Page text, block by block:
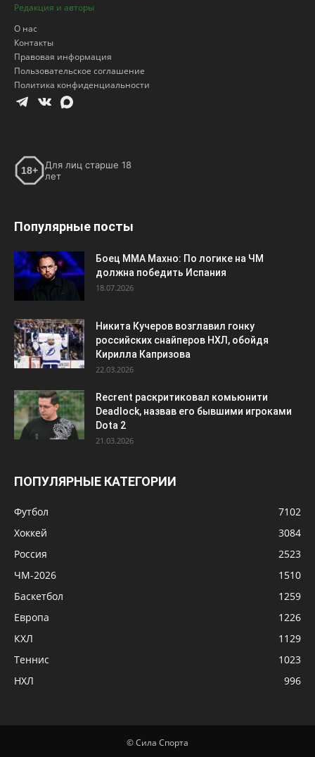
Редакция и авторы
О нас
Контакты
Правовая информация
Пользовательское соглашение
Политика конфиденциальности
18+
Для лиц старше 18
лет
Популярные посты
Боец ММА Махно: По логике на ЧМ
должна победить Испания
18.07.2026
Никита Кучеров возглавил гонку
российских снайперов НХЛ, обойдя
Кирилла Капризова
22.03.2026
Recrent раскритиковал комьюнити
Deadlock, назвав его бывшими игроками
Dota 2
21.03.2026
ПОПУЛЯРНЫЕ КАТЕГОРИИ
Футбол
7102
Хоккей
3084
Россия
2523
ЧМ-2026
1510
Баскетбол
1259
Европа
1226
КХЛ
1129
Теннис
1023
НХЛ
996
© Сила Спорта